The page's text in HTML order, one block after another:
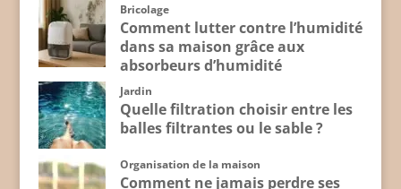
Bricolage
Comment lutter contre l’humidité
dans sa maison grâce aux
absorbeurs d’humidité
Jardin
Quelle filtration choisir entre les
balles filtrantes ou le sable ?
Organisation de la maison
Comment ne jamais perdre ses